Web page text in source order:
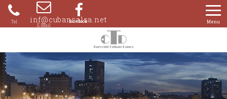
Skip
content
080- inf@cubansalsa.net